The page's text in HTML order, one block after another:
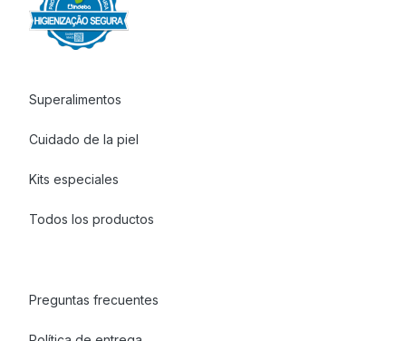
Superalimentos
Cuidado de la piel
Kits especiales
Todos los productos
Preguntas frecuentes